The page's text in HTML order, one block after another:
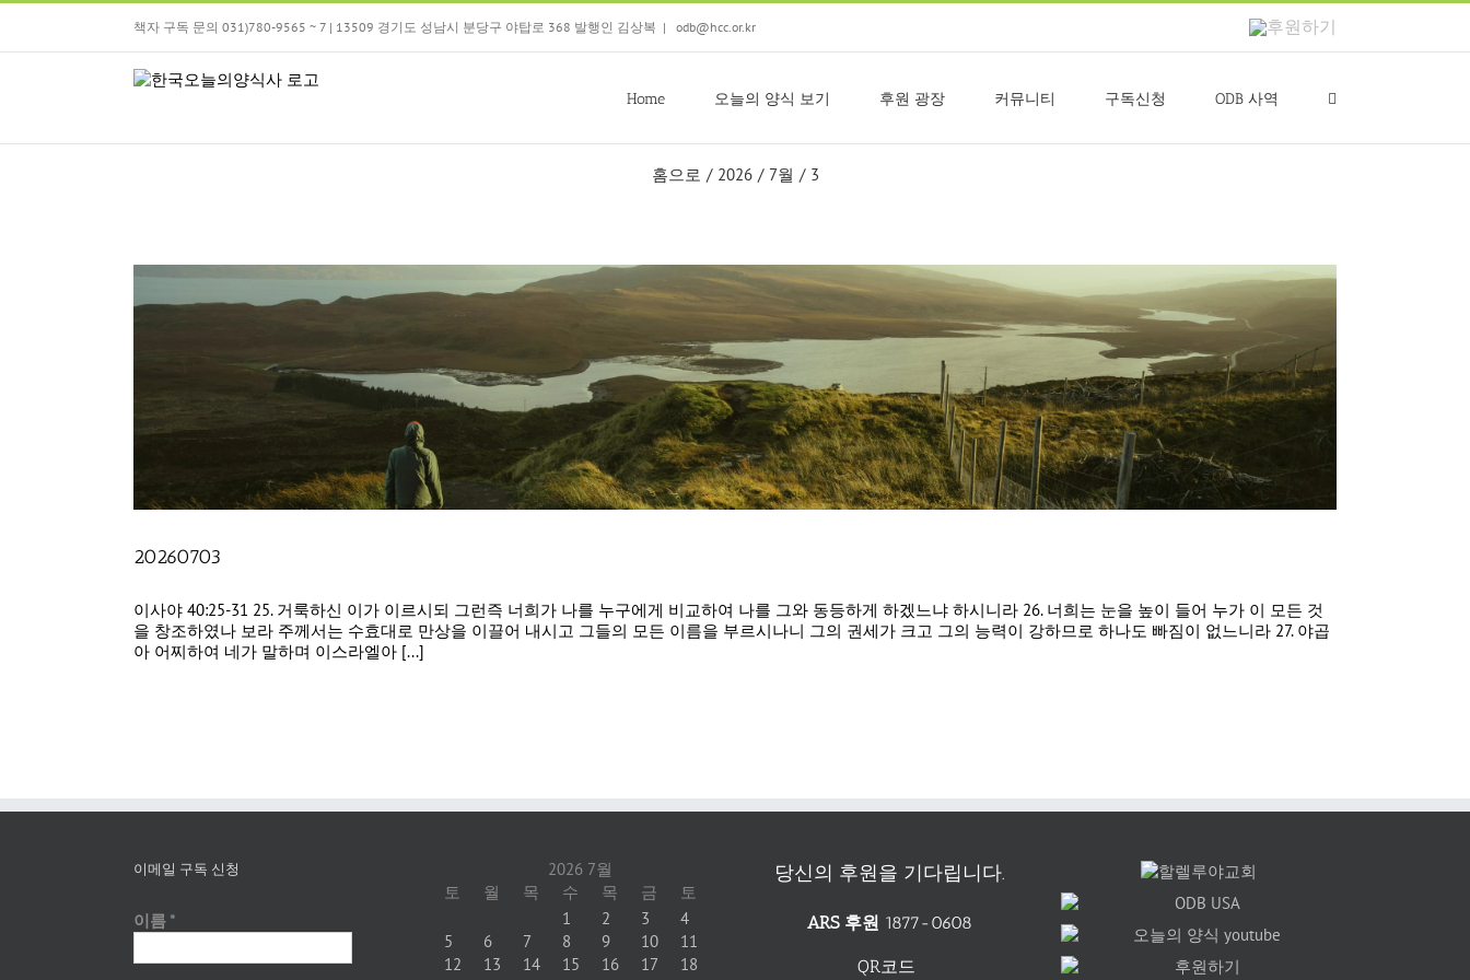
Skip
content
책자 구독 문의 031)780-9565 ~ 7 | 13509 경기도 성남시 분당구 야탑로 368 발행인 김상복 | odb@hcc.or.kr
후
Home
오늘의 양식 보기 후원 광장 커뮤니티 구독신청 ODB 사역
홈으로 / 2026 / 7월 / 3
20260703
이사야 40:25-31 25. 거룩하신 이가 이르시되 그런즉 너희가 나를 누구에게 비교하여 나를 그와 동등하게 하겠느냐 하시니라 26. 너희는 눈을 높이 들어 누가 이 모든 것
을 창조하였나 보라 주께서는 수효대로 만상을 이끌어 내시고 그들의 모든 이름을 부르시나니 그의 권세가 크고 그의 능력이 강하므로 하나도 빠짐이 없느니라 27. 야곱
아 어찌하여 네가 말하며 이스라엘아 [...]
이메일 구독 신청
이름 *
2026 7월
토 월 목 수 목 금 토
1 2 3
4
5
6 7 8 9 10
11
12
13 14 15 16 17
18
당신의 후원을 기다립니다.
ARS 후원 1877-0608
QR코드